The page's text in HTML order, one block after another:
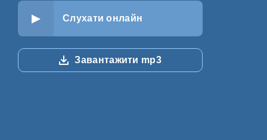
Слухати онлайн
Завантажити mp3